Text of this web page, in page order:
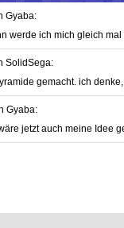
Gyaba:
werde ich mich gleich
SolidSega:
gemacht. ich
Gyaba:
jetzt auch meine Idee